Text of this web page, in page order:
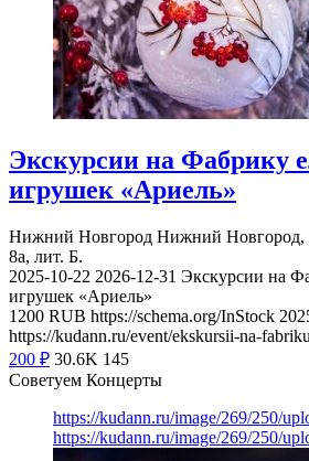
Экскурсии на Фабрику
игрушек «Ариель»
Нижний Новгород Нижний Новгород,
8а, лит. Б.
2025-10-22 2026-12-31 Экскурсии на
игрушек «Ариель»
1200 RUB https://schema.org/InStock
https://kudann.ru/event/ekskursii-na-
200 ₽ 30.6K 145
Советуем Концерты
https://kudann.ru/image/269/250/
https://kudann.ru/image/269/250/